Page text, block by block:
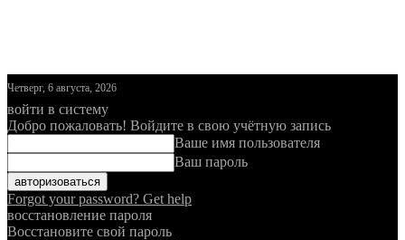
Четверг, 6 августа, 2026
войти в систему
Добро пожаловать! Войдите в свою учётную запись
Ваше имя пользователя
Ваш пароль
Forgot your password? Get help
восстановление пароля
Восстановите свой пароль